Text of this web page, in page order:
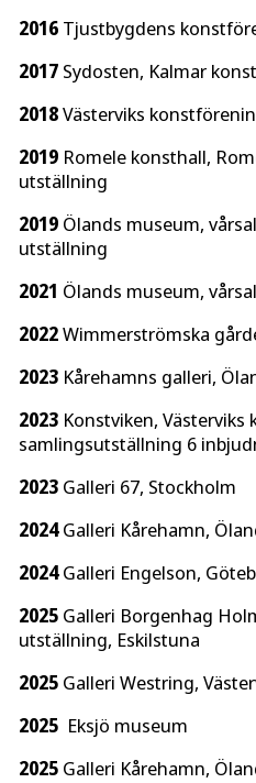
2016 Tjustbygdens
2017 Sydosten, Kalmar
2018Västerviks
2019 Romele konsthall,
utställning
2019 Ölands museum,
utställning
2021 Ölands museum,
2022Wimmerströmska
2023 Kårehamns galleri,
2023 Konstviken,
samlingsutställning 6
2023 Galleri 67, Stockholm
2024Galleri Kårehamn,
2024Galleri Engelson,
2025 Galleri Borgenhag
utställning, Eskilstuna
2025 Galleri Westring,
2025 Eksjö museum
2025 Galleri Kårehamn,